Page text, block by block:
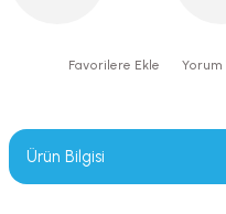
Yorum
Ürün Bilgisi